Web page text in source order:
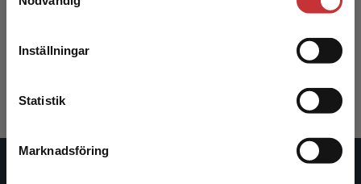
Inställningar
Statistik
Marknadsföring
att kunna slutföra ett köp måste